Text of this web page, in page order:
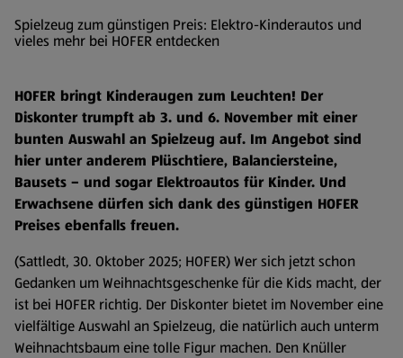
Spielzeug zum günstigen Preis: Elektro-Kinderautos und
vieles mehr bei HOFER entdecken
HOFER bringt Kinderaugen zum Leuchten! Der
Diskonter trumpft ab 3. und 6. November mit einer
bunten Auswahl an Spielzeug auf. Im Angebot sind
hier unter anderem Plüschtiere, Balanciersteine,
Bausets – und sogar Elektroautos für Kinder. Und
Erwachsene dürfen sich dank des günstigen HOFER
Preises ebenfalls freuen.
(Sattledt, 30. Oktober 2025; HOFER) Wer sich jetzt schon
Gedanken um Weihnachtsgeschenke für die Kids macht, der
ist bei HOFER richtig. Der Diskonter bietet im November eine
vielfältige Auswahl an Spielzeug, die natürlich auch unterm
Weihnachtsbaum eine tolle Figur machen. Den Knüller